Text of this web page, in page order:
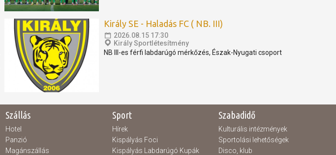
Király SE - Haladás FC ( NB. III)
2026.08.15 17:30
Király Sportlétesítmény
NB III-es férfi labdarúgó mérkőzés, Észak-Nyugati csoport
Szállás
Hotel
Panzió
Magánszállás
Sport
Hírek
Kispályás Foci
Kispályás Labdarúgó Kupák
Szabadidő
Kulturális intézmények
Sportolási lehetőségek
Disco, klub